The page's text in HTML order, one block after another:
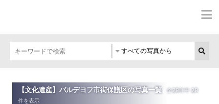
【文化遺産】バルデヨフ市街保護区の写真一覧